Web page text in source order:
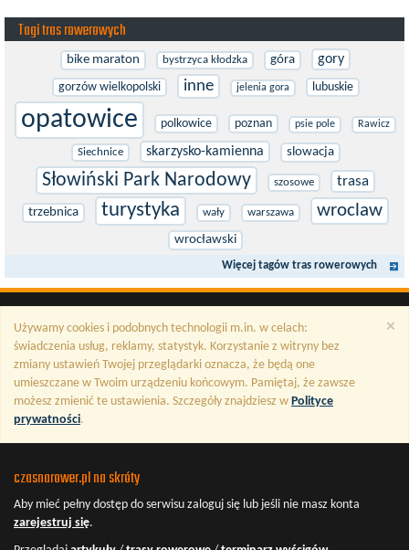
Tagi tras rowerowych
bike maraton bystrzyca kłodzka góra gory
gorzów wielkopolski inne jelenia gora lubuskie
opatowice polkowice poznan psie pole Rawicz
Siechnice skarzysko-kamienna slowacja
Słowiński Park Narodowy szosowe trasa
trzebnica turystyka wały warszawa wroclaw
wrocławski
Więcej tagów tras rowerowych
×
Używamy cookies i podobnych technologii m.in. w celach:
świadczenia usług, reklamy, statystyk. Korzystanie z witryny bez
zmiany ustawień Twojej przeglądarki oznacza, że będą one
umieszczane w Twoim urządzeniu końcowym. Pamiętaj, że zawsze
możesz zmienić te ustawienia. Szczegóły znajdziesz w Polityce
prywatności.
czasnarower.pl na skróty
Aby mieć pełny dostęp do serwisu zaloguj się lub jeśli nie masz konta
zarejestruj się.